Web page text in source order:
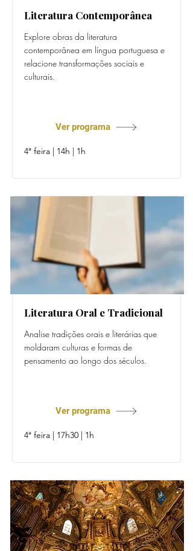
Literatura Contemporânea
Explore obras da literatura
contemporânea em língua portuguesa e
relacione transformações sociais e
culturais.
Ver programa
4ª feira | 14h | 1h
Literatura Oral e Tradicional
Analise tradições orais e literárias que
moldaram culturas e formas de
pensamento ao longo dos séculos.
Ver programa
4ª feira | 17h30 | 1h